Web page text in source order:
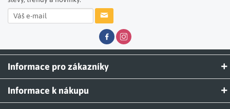
Informace pro zákazníky
Informace k nákupu